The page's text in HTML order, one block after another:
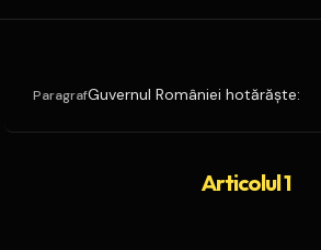
ParagrafGuvernul României hotărăşte:
Articolul 1